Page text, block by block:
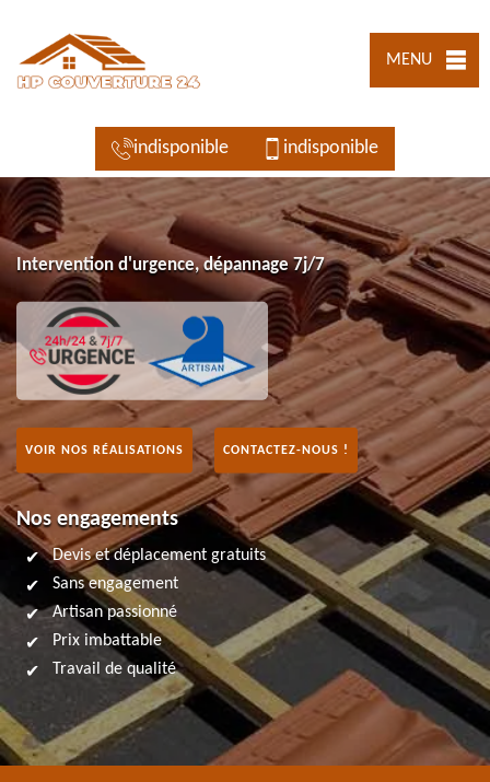
MENU
indisponible indisponible
Intervention d'urgence, dépannage 7j/7
VOIR NOS RÉALISATIONS CONTACTEZ-NOUS !
Nos engagements
Devis et déplacement gratuits
Sans engagement
Artisan passionné
Prix imbattable
Travail de qualité